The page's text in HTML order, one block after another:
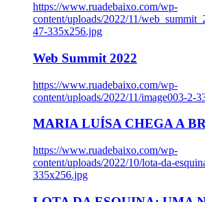
https://www.ruadebaixo.com/wp-
content/uploads/2022/11/
47-335x256.jpg
Web Summit 2022
https://www.ruadebaixo.com/wp-
content/uploads/2022/11/image003-2-
MARIA LUÍSA CHEGA A
https://www.ruadebaixo.com/wp-
content/uploads/2022/10/lota-da-
335x256.jpg